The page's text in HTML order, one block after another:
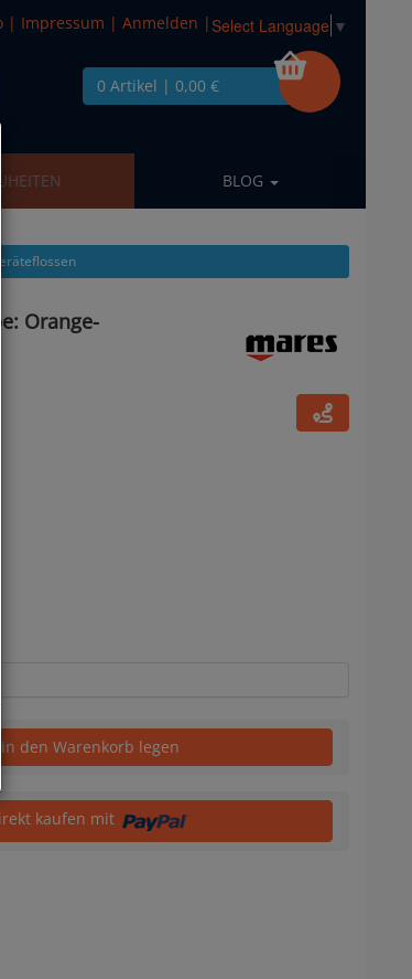
| Impressum | Anmelden | Select Language ▼
0 Artikel | 0,00 €
BLOG
Orange-
in den Warenkorb legen
kaufen mit